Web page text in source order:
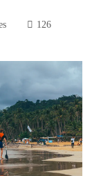
126